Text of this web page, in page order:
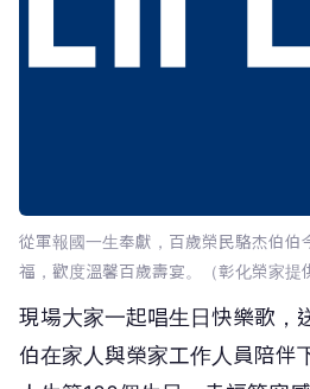
從軍報國一生奉獻，百歲榮民駱杰伯伯
福，歡度溫馨百歲壽宴。（彰化榮家提
現場大家一起唱生日快樂歌，
伯在家人與榮家工作人員陪伴